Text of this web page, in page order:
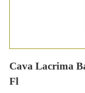
Cava Lacrima
Fl